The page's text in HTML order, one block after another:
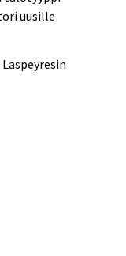
uusille